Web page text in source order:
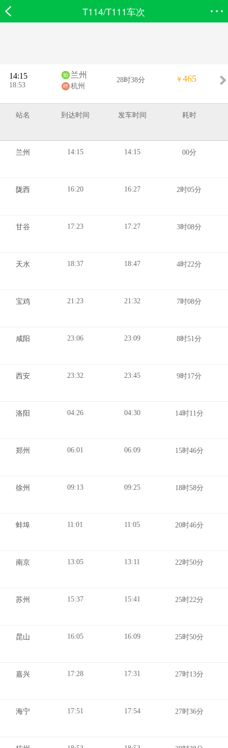
T114/T111车次
14:15
18:53
兰州
杭州
28时38分 ￥ 465
站名 到达时间 发车时间 耗时
兰州 14:15 14:15 00分
陇西 16:20 16:27 2时05分
甘谷 17:23 17:27 3时08分
天水 18:37 18:47 4时22分
宝鸡 21:23 21:32 7时08分
咸阳 23:06 23:09 8时51分
西安 23:32 23:45 9时17分
洛阳 04:26 04:30 14时11分
郑州 06:01 06:09 15时46分
徐州 09:13 09:25 18时58分
蚌埠 11:01 11:05 20时46分
南京 13:05 13:11 22时50分
苏州 15:37 15:41 25时22分
昆山 16:05 16:09 25时50分
嘉兴 17:28 17:31 27时13分
海宁 17:51 17:54 27时36分